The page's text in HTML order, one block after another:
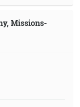
Missions-